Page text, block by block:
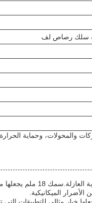
والمحولات، وحماية الحرارة
الشريط اللاصق الزجاجي مع اللاصق السيليكون مثالي
الميكانيكية.